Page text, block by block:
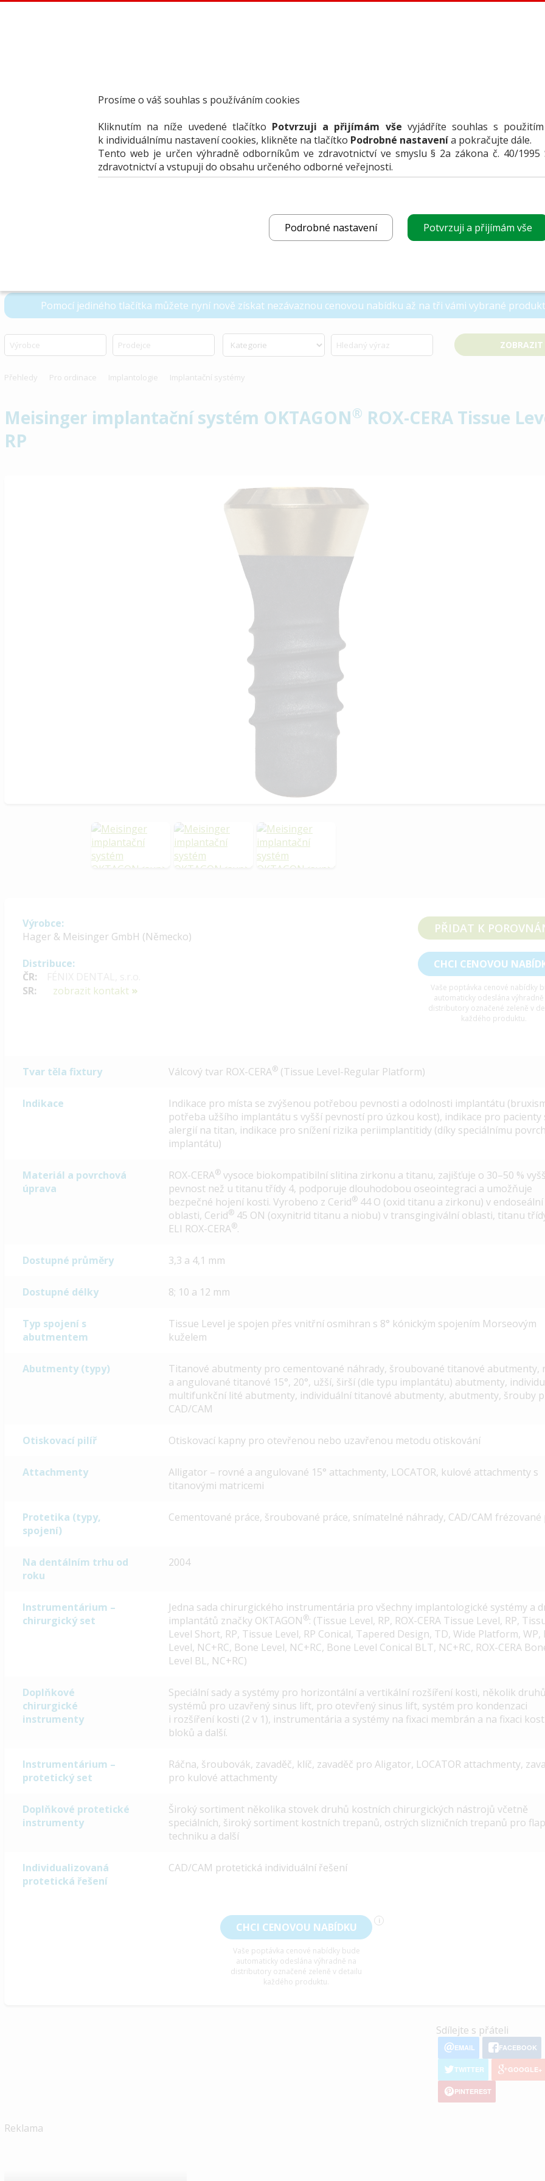
Předplatné / el. verze časopisů
Archiv katalogů Jak portál funguje
vyberte produkt
k porovnání
POROVNAT
Pomocí jediného tlačítka můžete nyní nově získat nezávaznou cenovou nabídku až na tři vámi vybrané
Přehledy Pro ordinace Implantologie Implantační systémy
Meisinger implantační systém OKTAGON® ROX-CERA Tissue
RP
Výrobce:
Hager & Meisinger GmbH (Německo)
Distribuce:
ČR:
SR:
zobrazit kontakt
PŘIDAT K
CHCI CENOVOU
Vaše poptávka cenové nabídky
automaticky odeslána výhradně
distributory označené zeleně v
každého produktu.
Tvar těla fixtury Válcový tvar ROX-CERA® (Tissue Level-Regular Platform)
Indikace
Indikace pro místa se zvýšenou potřebou pevnosti a odolnosti implantátu
potřeba užšího implantátu s vyšší pevností pro úzkou kost), indikace pro pacienty
alergií na titan, indikace pro snížení rizika periimplantitidy (díky speciálnímu
implantátu)
Materiál a povrchová
úprava
ROX-CERA® vysoce biokompatibilní slitina zirkonu a titanu, zajišťuje o 30–50 %
pevnost než u titanu třídy 4, podporuje dlouhodobou oseointegraci a umožňuje
bezpečné hojení kosti. Vyrobeno z Cerid® 44 O (oxid titanu a zirkonu) v endoseální
oblasti, Cerid® 45 ON (oxynitrid titanu a niobu) v transgingivální oblasti, titanu
ELI ROX-CERA®.
Dostupné průměry 3,3 a 4,1 mm
Dostupné délky 8; 10 a 12 mm
Typ spojení s
abutmentem
Tissue Level je spojen přes vnitřní osmihran s 8° kónickým spojením Morseovým
kuželem
Abutmenty (typy)
Titanové abutmenty pro cementované náhrady, šroubované titanové abutmenty,
a angulované titanové 15°, 20°, užší, širší (dle typu implantátu) abutmenty,
multifunkční lité abutmenty, individuální titanové abutmenty, abutmenty, šrouby
CAD/CAM
Otiskovací pilíř Otiskovací kapny pro otevřenou nebo uzavřenou metodu otiskování
Attachmenty
Alligator – rovné a angulované 15° attachmenty, LOCATOR, kulové attachmenty s
titanovými matricemi
Protetika (typy,
spojení)
Cementované práce, šroubované práce, snímatelné náhrady, CAD/CAM frézované
Na dentálním trhu od
roku
2004
Instrumentárium –
chirurgický set
Jedna sada chirurgického instrumentária pro všechny implantologické systémy a
implantátů značky OKTAGON®: (Tissue Level, RP, ROX-CERA Tissue Level, RP,
Level Short, RP, Tissue Level, RP Conical, Tapered Design, TD, Wide Platform, WP,
Level, NC+RC, Bone Level, NC+RC, Bone Level Conical BLT, NC+RC, ROX-CERA
Level BL, NC+RC)
Doplňkové
chirurgické
instrumenty
Speciální sady a systémy pro horizontální a vertikální rozšíření kosti, několik druhů
systémů pro uzavřený sinus lift, pro otevřený sinus lift, systém pro kondenzaci
i rozšíření kosti (2 v 1), instrumentária a systémy na fixaci membrán a na fixaci
bloků a další.
Instrumentárium –
protetický set
Ráčna, šroubovák, zavaděč, klíč, zavaděč pro Aligator, LOCATOR attachmenty,
pro kulové attachmenty
Doplňkové protetické
instrumenty
Široký sortiment několika stovek druhů kostních chirurgických nástrojů včetně
speciálních, široký sortiment kostních trepanů, ostrých slizničních trepanů pro
techniku a další
Individualizovaná
protetická řešení
CAD/CAM protetická individuální řešení
CHCI CENOVOU NABÍDKU i
Vaše poptávka cenové nabídky bude
automaticky odeslána výhradně na
distributory označené zeleně v detailu
každého produktu.
Sdílejte s přáteli
EMAIL FACEBOOK
TWITTER GOOGLE+
PINTEREST
Reklama
Prosíme o váš souhlas s používáním cookies
Kliknutím na níže uvedené tlačítko Potvrzuji a přijímám vše vyjádříte souhlas s
k individuálnímu nastavení cookies, klikněte na tlačítko Podrobné nastavenía pokračujte dále.
Tento web je určen výhradně odborníkům ve zdravotnictví ve smyslu § 2a zákona č. 40/
zdravotnictví a vstupuji do obsahu určeného odborné veřejnosti.
Podrobné nastavení Potvrzuji a přijímám vše